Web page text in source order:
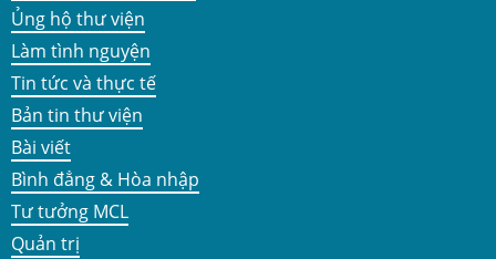
Ủng hộ thư viện
Làm tình nguyện
Tin tức và thực tế
Bản tin thư viện
Bài viết
Bình đẳng & Hòa nhập
Tư tưởng MCL
Quản trị